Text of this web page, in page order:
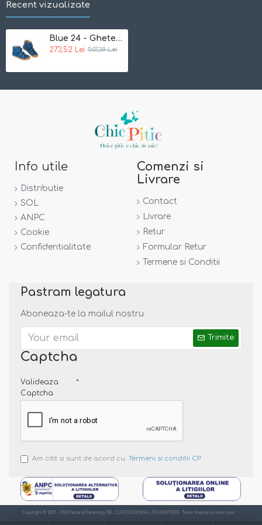
Recent vizualizate
Blue 24 - Ghete din lana organica boiled cu velcro - Disana&Werner 1911
273,52 Lei 507,39 Lei
Info utile
Distributie
SOL
ANPC
Cookie
Confidentialitate
Comenzi si
Livrare
Contact
Livrare
Retur
Formular Retur
Termene si Conditii
Pastram legatura
Aboneaza-te la mailul nostru
Trimite
Captcha
Valideaza
Captcha
Am citit si sunt de acord cu Termeni si conditii CP
Copyright © 2013 - 2020 Natural Parenting SRL. CUI RO35363696, J23/4607/2015. Toate drepturile rezervate